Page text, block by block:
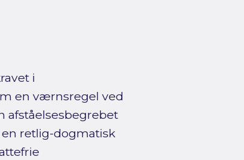
i
en værnsregel ved
afståelsesbegrebet
en retlig-dogmatisk